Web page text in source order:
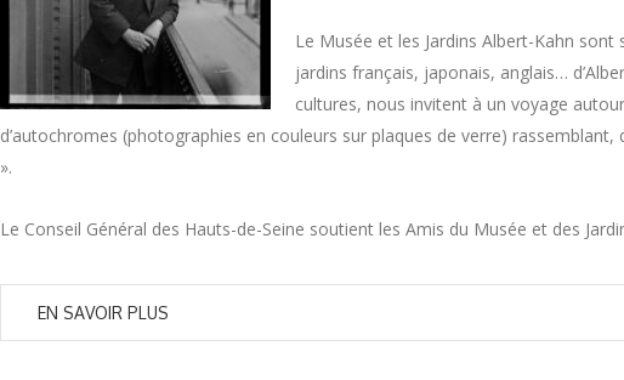
Le Musée et les Jardins Albert-Kahn
jardins français, japonais, anglais…
cultures, nous invitent à un voyage
d’autochromes (photographies en couleurs sur plaques de verre)
».
Le Conseil Général des Hauts-de-Seine soutient les Amis du Musée et des
EN SAVOIR PLUS